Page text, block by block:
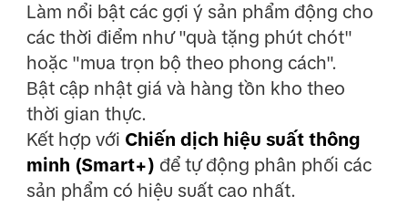
Làm nổi bật các gợi ý sản phẩm động cho
các thời điểm như "quà tặng phút chót"
hoặc "mua trọn bộ theo phong cách".
Bật cập nhật giá và hàng tồn kho theo
thời gian thực.
Kết hợp với Chiến dịch hiệu suất thông
minh (Smart+) để tự động phân phối các
sản phẩm có hiệu suất cao nhất.